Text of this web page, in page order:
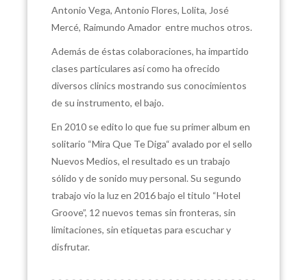
Antonio Vega, Antonio Flores, Lolita, José
Mercé, Raimundo Amador entre muchos otros.
Además de éstas colaboraciones, ha impartido
clases particulares así como ha ofrecido
diversos clinics mostrando sus conocimientos
de su instrumento, el bajo.
En 2010 se edito lo que fue su primer album en
solitario “Mira Que Te Diga“ avalado por el sello
Nuevos Medios, el resultado es un trabajo
sólido y de sonido muy personal. Su segundo
trabajo vio la luz en 2016 bajo el titulo “Hotel
Groove”, 12 nuevos temas sin fronteras, sin
limitaciones, sin etiquetas para escuchar y
disfrutar.